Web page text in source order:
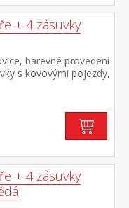
+ 4 zásuvky
barevné provedení
s kovovými pojezdy,
+ 4 zásuvky